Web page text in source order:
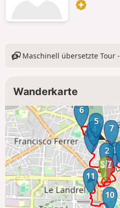
Maschinell übersetzte Tour -
Wanderkarte
1
2
3
4
5
6
7
10
11